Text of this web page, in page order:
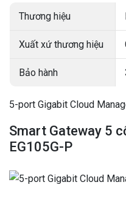
Thương hiệu
Xuất xứ thương hiệu
Bảo hành
5-port Gigabit Cloud
Smart Gateway 5
EG105G-P